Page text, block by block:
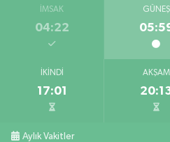
İMSAK
04:22
GÜNEŞ
İKINDI
17:01
AKŞAM
Aylık Vakitler